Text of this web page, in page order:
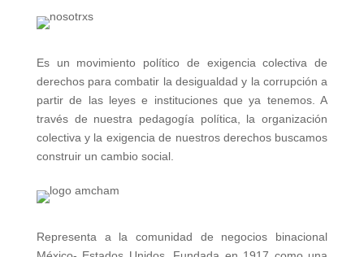
Es un movimiento político de exigencia colectiva de
derechos para combatir la desigualdad y la corrupción a
partir de las leyes e instituciones que ya tenemos. A
través de nuestra pedagogía política, la organización
colectiva y la exigencia de nuestros derechos buscamos
construir un cambio social.
Representa a la comunidad de negocios binacional